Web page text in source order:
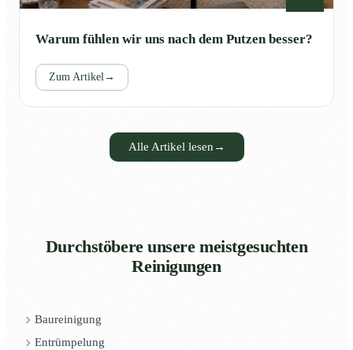
Warum fühlen wir uns nach dem Putzen besser?
Zum Artikel→
Alle Artikel lesen →
Durchstöbere unsere meistgesuchten
Reinigungen
Baureinigung
Entrümpelung